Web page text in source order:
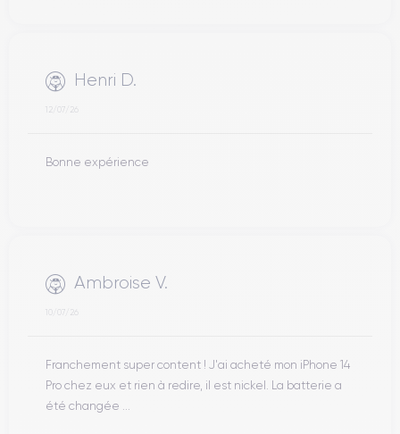
Henri D.
12/07/26
Bonne expérience
Ambroise V.
10/07/26
Franchement super content ! J'ai acheté mon iPhone 14
Pro chez eux et rien à redire, il est nickel. La batterie a
été changée ...